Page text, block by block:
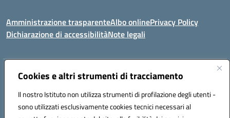
Cookies e altri strumenti di tracciamento
Il nostro Istituto non utilizza strumenti di profilazione degli utenti -
sono utilizzati esclusivamente cookies tecnici necessari al
Amministrazione trasparenteAlbo onlinePrivacy Policy
Dichiarazione di accessibilitàNote legali
Indirizzo:Via Tirso, 07011 Bono (SS)
Posta elettronica certificata (PEC):ssic820006@pec.istruzione.it
Codice fiscale: 81000530907